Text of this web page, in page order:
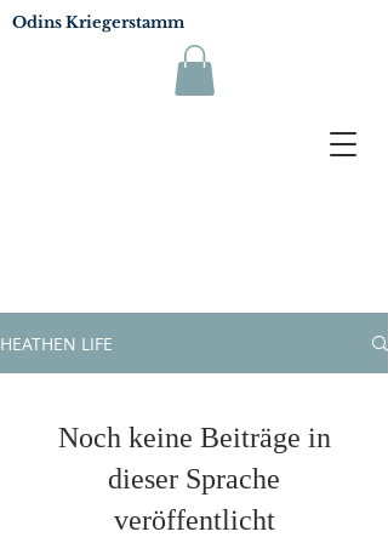
Odins Kriegerstamm
HEATHEN LIFE
Noch keine Beiträge in
dieser Sprache
veröffentlicht